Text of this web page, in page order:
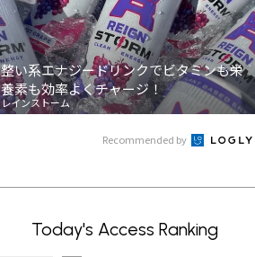
整い系エナジードリンクでビタミンも栄
養素も効率よくチャージ！
レインストーム
Recommended by
Today's Access Ranking